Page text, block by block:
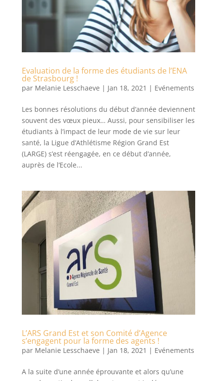
Evaluation de la forme des étudiants de l’ENA
de Strasbourg !
par Melanie Lesschaeve | Jan 18, 2021 | Evénements
Les bonnes résolutions du début d’année deviennent
souvent des vœux pieux… Aussi, pour sensibiliser les
étudiants à l’impact de leur mode de vie sur leur
santé, la Ligue d’Athlétisme Région Grand Est
(LARGE) s’est réengagée, en ce début d’année,
auprès de l’Ecole...
L’ARS Grand Est et son Comité d’Agence
s’engagent pour la forme des agents !
par Melanie Lesschaeve | Jan 18, 2021 | Evénements
A la suite d’une année éprouvante et alors qu’une